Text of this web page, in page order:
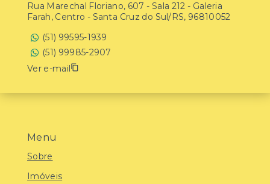
Menu
Sobre
Imóveis
Rua Marechal Floriano, 607 - Sala 212 - Galeria
Farah, Centro - Santa Cruz do Sul/RS, 96810052
(51) 99595-1939
(51) 99985-2907
Ver e-mail